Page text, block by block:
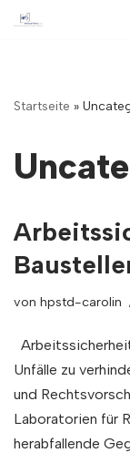
springen
Startseite »
von hpstd-carolin
Unfälle zu
und
Laboratorien für
herabfallende